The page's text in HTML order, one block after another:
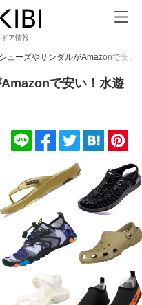
ア情報
ューズやサンダルがAmazonで安い
で安い！水遊